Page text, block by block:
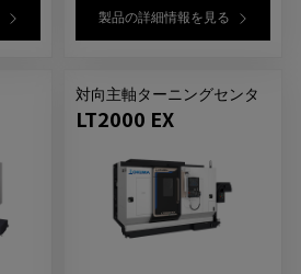
製品の詳細情報を見る
対向主軸ターニングセンタ
LT2000 EX